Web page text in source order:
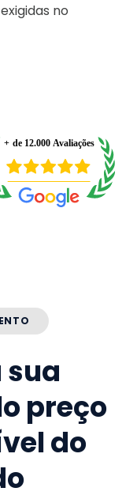
no
sua
preço
do